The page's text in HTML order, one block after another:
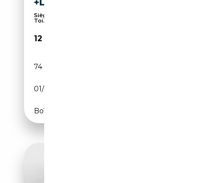
+LED+LM+PDC+SD
Sièges sport, Toit panoramique, Phares au LED,
Toi...
12 900€
74 753 km
01/2018
Boîte manuelle